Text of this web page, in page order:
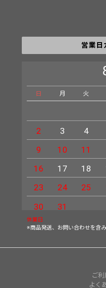
営業日
日 月 火
2
3 4
9
10 11
16
17 18
23
24 25
30
31
休業日
※商品発送、お問い合わせを含み
ご
よく